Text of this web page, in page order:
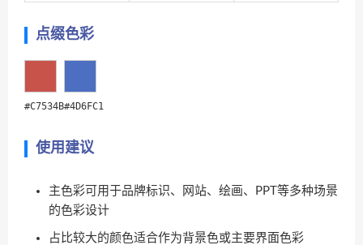
点缀色彩
#C7534B#4D6FC1
使用建议
主色彩可用于品牌标识、网站、绘画、PPT等多种场景
的色彩设计
占比较大的颜色适合作为背景色或主要界面色彩